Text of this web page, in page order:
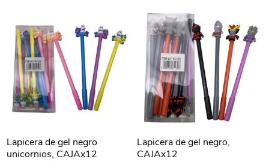
Lapicera de gel negro
unicornios, CAJAx12
Lapicera de gel negro,
CAJAx12